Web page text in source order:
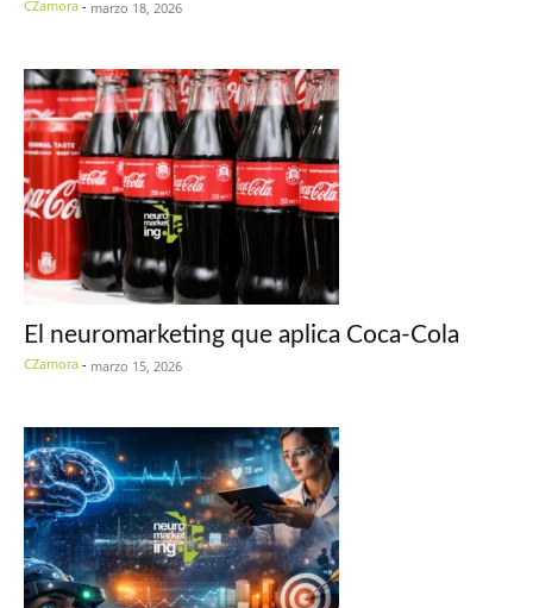
CZamora - marzo 18, 2026
El neuromarketing que aplica Coca-Cola
CZamora - marzo 15, 2026